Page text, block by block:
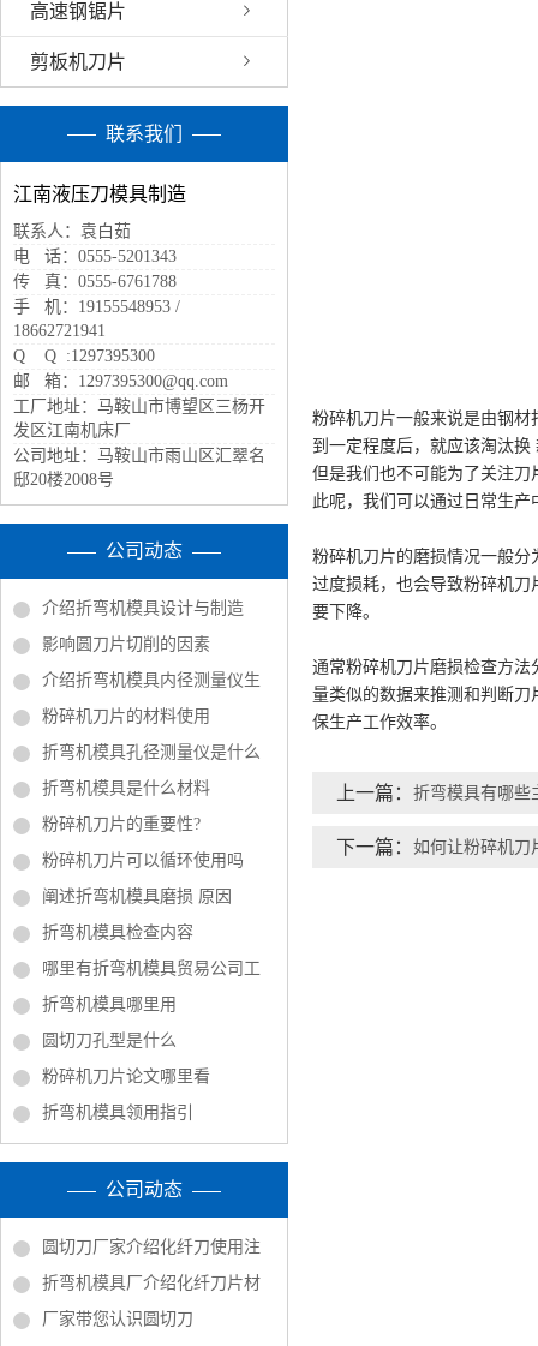
高速钢锯片
剪板机刀片
联系我们
江南液压刀模具制造
联系人：袁白茹
电 话：0555-5201343
传 真：0555-6761788
手 机：19155548953 /
18662721941
Q Q :1297395300
邮 箱：1297395300@qq.com
工厂地址：马鞍山市博望区三杨开
发区江南机床厂
公司地址：马鞍山市雨山区汇翠名
邸20楼2008号
公司动态
介绍折弯机模具设计与制造
影响圆刀片切削的因素
介绍折弯机模具内径测量仪生
粉碎机刀片的材料使用
折弯机模具孔径测量仪是什么
折弯机模具是什么材料
粉碎机刀片的重要性?
粉碎机刀片可以循环使用吗
阐述折弯机模具磨损 原因
折弯机模具检查内容
哪里有折弯机模具贸易公司工
折弯机模具哪里用
圆切刀孔型是什么
粉碎机刀片论文哪里看
折弯机模具领用指引
公司动态
圆切刀厂家介绍化纤刀使用注
折弯机模具厂介绍化纤刀片材
厂家带您认识圆切刀
粉碎机刀片一般来说是由钢
到一定程度后，就应该淘汰
但是我们也不可能为了关注
此呢，我们可以通过日常生
粉碎机刀片的磨损情况一般
过度损耗，也会导致粉碎机
要下降。
通常粉碎机刀片磨损检查方
量类似的数据来推测和判断
保生产工作效率。
上一篇： 折弯模具有哪些
下一篇： 如何让粉碎机刀